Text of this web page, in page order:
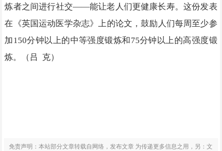
炼者之间进行社交——能让老人们更健康长寿。这份发表
在《英国运动医学杂志》上的论文，鼓励人们每周至少参
加150分钟以上的中等强度锻炼和75分钟以上的高强度锻
炼。（吕 克）
免责声明：本站部分文章转载自网络，发布文章 为传递更多信息之用，另：文